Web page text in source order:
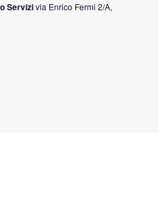
Servizivia Enrico Fermi 2/A,